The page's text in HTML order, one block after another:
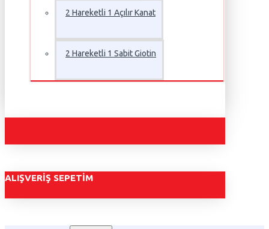
2 Hareketli 1 Açılır Kanat
2 Hareketli 1 Sabit Giotin
ALIŞVERIŞ SEPETIM